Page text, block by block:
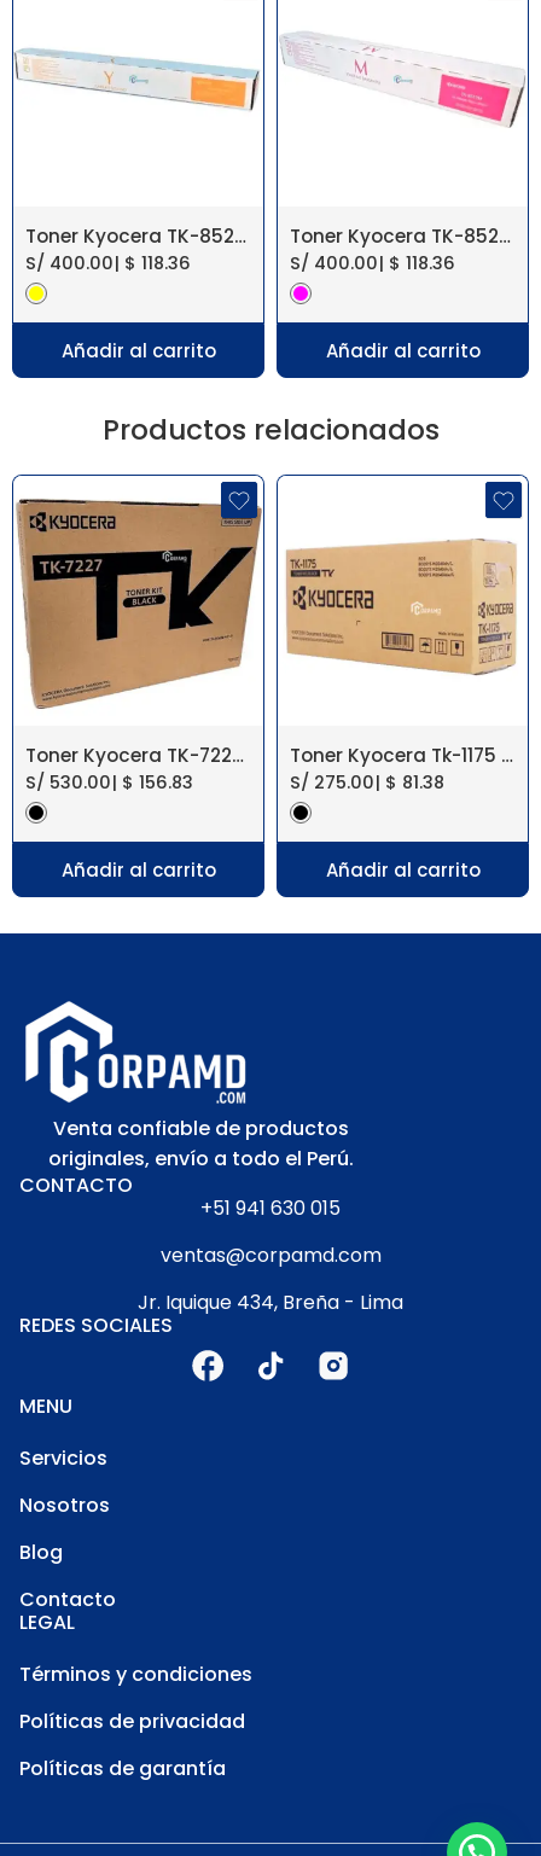
Toner Kyocera TK-8527Y Taskalfa 3552Ci Yellow
S/ 400.00| $ 118.36
Añadir al carrito
Toner Kyocera TK-8527M Taskalfa 3552Ci Magenta
S/ 400.00| $ 118.36
Añadir al carrito
Productos relacionados
Toner Kyocera TK-7227 Taskalfa 4012I
S/ 530.00| $ 156.83
Añadir al carrito
Toner Kyocera Tk-1175 Ecosys M2040Dn
S/ 275.00| $ 81.38
Añadir al carrito
Venta confiable de productos
originales, envío a todo el Perú.
CONTACTO
+51 941 630 015
ventas@corpamd.com
Jr. Iquique 434, Breña - Lima
REDES SOCIALES
MENU
Servicios
Nosotros
Blog
Contacto
LEGAL
Términos y condiciones
Políticas de privacidad
Políticas de garantía